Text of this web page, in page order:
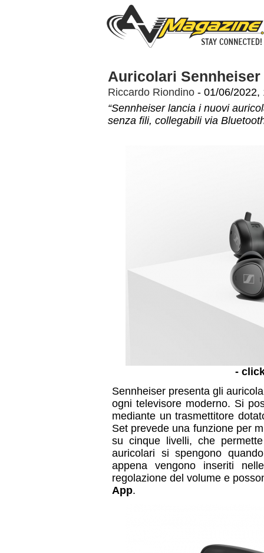
Auricolari Sennheiser
Riccardo Riondino - 01/06/2022,
“Sennheiser lancia i nuovi
senza fili, collegabili via
-
Sennheiser presenta gli
ogni televisore moderno. Si
mediante un trasmettitore
Set prevede una funzione per
su cinque livelli, che
auricolari si spengono
appena vengono inseriti
regolazione del volume e
App.